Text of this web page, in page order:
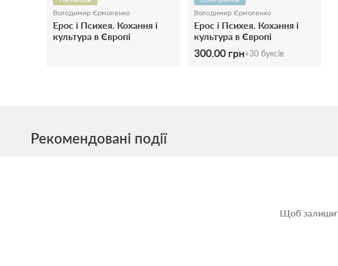
Володимир Єрмоленко
Ерос і Психея. Кохання і
культура в Європі
Володимир Єрмоленко
Ерос і Психея. Кохання і
культура в Європі
300.00 грн+30буксів
Рекомендовані події
Щоб